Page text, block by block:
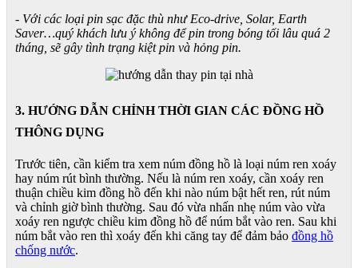
- Với các loại pin sạc đặc thù như Eco-drive, Solar, Earth
Saver…quý khách lưu ý không để pin trong bóng tối lâu quá 2
tháng, sẽ gây tình trạng kiệt pin và hỏng pin.
3. HƯỚNG DẪN CHỈNH THỜI GIAN CÁC ĐỒNG HỒ
THÔNG DỤNG
Trước tiên, cần kiểm tra xem núm đồng hồ là loại núm ren xoáy
hay núm rút bình thường. Nếu là núm ren xoáy, cần xoáy ren
thuận chiều kim đồng hồ đến khi nào núm bật hết ren, rút núm
và chỉnh giờ bình thường. Sau đó vừa nhấn nhẹ núm vào vừa
xoáy ren ngược chiều kim đồng hồ để núm bắt vào ren. Sau khi
núm bắt vào ren thì xoáy đến khi căng tay để đảm bảo đồng hồ
chống nước.